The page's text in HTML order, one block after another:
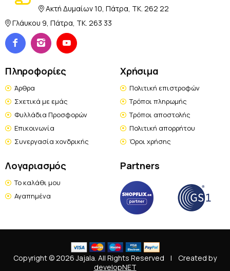
Ακτή Δυμαίων 10, Πάτρα, TK. 262 22
Γλάυκου 9, Πάτρα, TK. 263 33
Πληροφορίες
Άρθρα
Σχετικά με εμάς
Φυλλάδια Προσφορών
Επικοινωνία
Συνεργασία χονδρικής
Χρήσιμα
Πολιτική επιστροφών
Τρόποι πληρωμής
Τρόποι αποστολής
Πολιτική απορρήτου
Όροι χρήσης
Λογαριασμός
Το καλάθι μου
Αγαπημένα
Partners
Copyright © 2026 Jajala. All Rights Reserved |
Created by
developNET